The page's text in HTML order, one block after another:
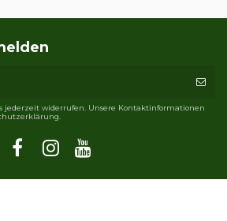
jederzeit widerrufen. Unsere Kontaktinformationen